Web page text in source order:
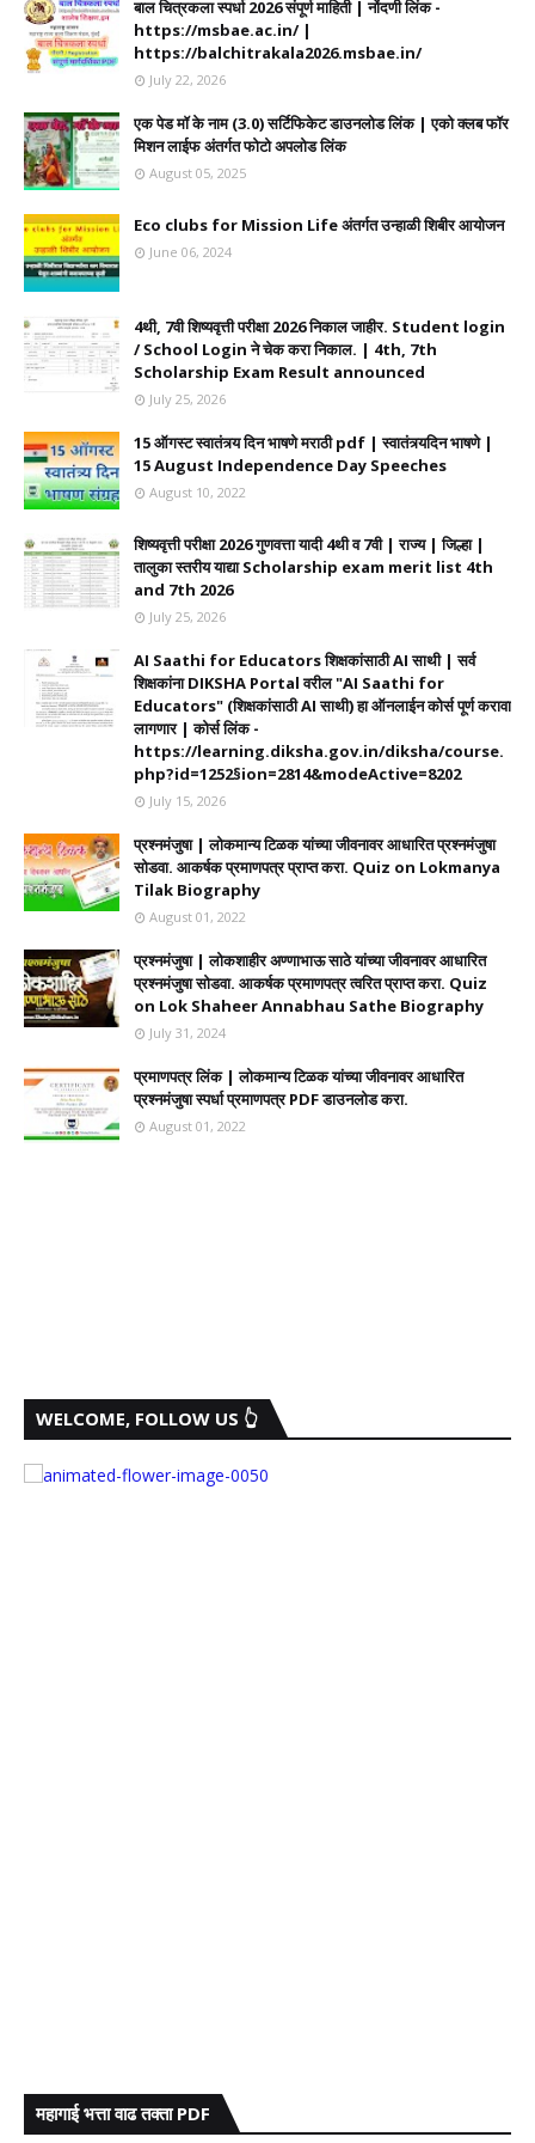
बाल चित्रकला स्पर्धा 2026 संपूर्ण माहिती | नोंदणी लिंक -
https://msbae.ac.in/ |
https://balchitrakala2026.msbae.in/
July 22, 2026
एक पेड मॉ के नाम (3.0) सर्टिफिकेट डाउनलोड लिंक | एको क्लब फॉर
मिशन लाईफ अंतर्गत फोटो अपलोड लिंक
August 05, 2025
Eco clubs for Mission Life अंतर्गत उन्हाळी शिबीर आयोजन
June 06, 2024
4थी, 7वी शिष्यवृत्ती परीक्षा 2026 निकाल जाहीर. Student login
/ School Login ने चेक करा निकाल. | 4th, 7th
Scholarship Exam Result announced
July 25, 2026
15 ऑगस्ट स्वातंत्र्य दिन भाषणे मराठी pdf | स्वातंत्र्यदिन भाषणे |
15 August Independence Day Speeches
August 10, 2022
शिष्यवृत्ती परीक्षा 2026 गुणवत्ता यादी 4थी व 7वी | राज्य | जिल्हा |
तालुका स्तरीय याद्या Scholarship exam merit list 4th
and 7th 2026
July 25, 2026
AI Saathi for Educators शिक्षकांसाठी AI साथी | सर्व
शिक्षकांना DIKSHA Portal वरील "AI Saathi for
Educators" (शिक्षकांसाठी AI साथी) हा ऑनलाईन कोर्स पूर्ण करावा
लागणार | कोर्स लिंक -
https://learning.diksha.gov.in/diksha/course.
php?id=1252§ion=2814&modeActive=8202
July 15, 2026
प्रश्नमंजुषा | लोकमान्य टिळक यांच्या जीवनावर आधारित प्रश्नमंजुषा
सोडवा. आकर्षक प्रमाणपत्र प्राप्त करा. Quiz on Lokmanya
Tilak Biography
August 01, 2022
प्रश्नमंजुषा | लोकशाहीर अण्णाभाऊ साठे यांच्या जीवनावर आधारित
प्रश्नमंजुषा सोडवा. आकर्षक प्रमाणपत्र त्वरित प्राप्त करा. Quiz
on Lok Shaheer Annabhau Sathe Biography
July 31, 2024
प्रमाणपत्र लिंक | लोकमान्य टिळक यांच्या जीवनावर आधारित
प्रश्नमंजुषा स्पर्धा प्रमाणपत्र PDF डाउनलोड करा.
August 01, 2022
WELCOME, FOLLOW US 👆
महागाई भत्ता वाढ तक्ता PDF